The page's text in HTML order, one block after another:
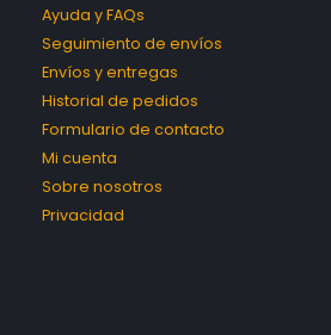
Ayuda y FAQs
Seguimiento de envíos
Envíos y entregas
Historial de pedidos
Formulario de contacto
Mi cuenta
Sobre nosotros
Privacidad